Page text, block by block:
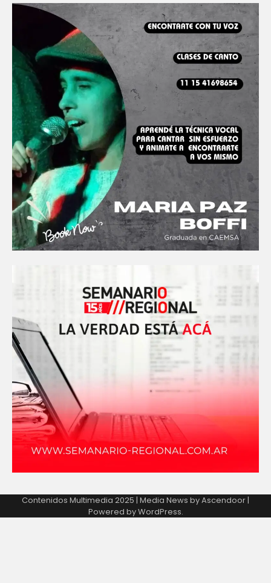
Contenidos Multimedia 2025 | Media News byAscendoor|
Powered byWordPress.